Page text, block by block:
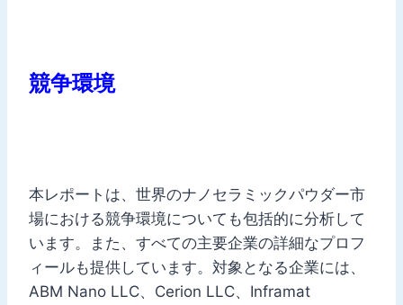
競争環境
本レポートは、世界のナノセラミックパウダー市
場における競争環境についても包括的に分析して
います。また、すべての主要企業の詳細なプロフ
ィールも提供しています。対象となる企業には、
ABM Nano LLC、Cerion LLC、Inframat